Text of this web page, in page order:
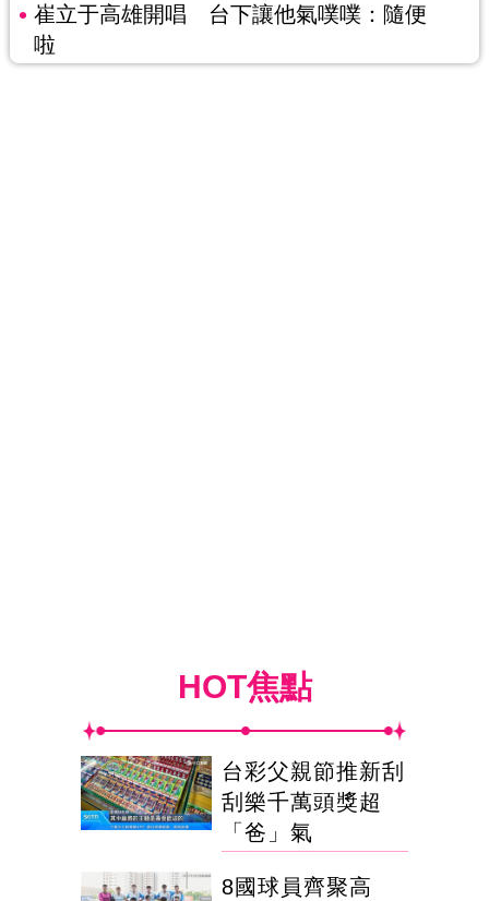
崔立于高雄開唱 台下讓他氣噗噗：隨便
啦
HOT焦點
台彩父親節推新刮
刮樂千萬頭獎超
「爸」氣
8國球員齊聚高